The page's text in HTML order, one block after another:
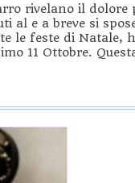
rivelano il
al e a breve si
le feste di Natale,
11 Ottobre.